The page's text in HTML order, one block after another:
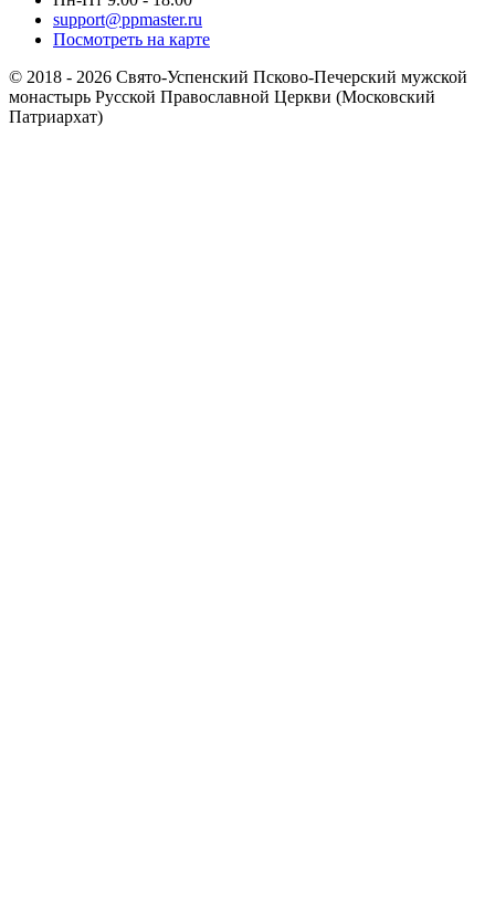
support@ppmaster.ru
Посмотреть на карте
© 2018 - 2026 Свято-Успенский Псково-Печерский мужской
монастырь Русской Православной Церкви (Московский
Патриархат)